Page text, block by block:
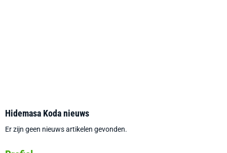
Hidemasa Koda nieuws
Er zijn geen nieuws artikelen gevonden.